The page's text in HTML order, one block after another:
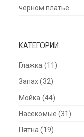
черном платье
КАТЕГОРИИ
Глажка (11)
Запах(32)
Мойка (44)
Насекомые (31)
Пятна (19)